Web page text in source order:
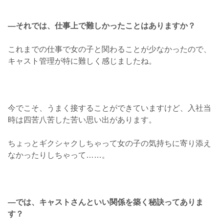
―それでは、仕事上で難しかったことはありますか？
これまでの仕事で女の子と関わることが少なかったので、
キャスト管理が特に難しく感じましたね。
今でこそ、うまく接することができていますけど、入社当
時は四苦八苦した苦い思い出があります。
ちょっとギクシャクしちゃって女の子の気持ちに寄り添え
なかったりしちゃって……。
―では、キャストさんといい関係を築く秘訣ってありま
す？